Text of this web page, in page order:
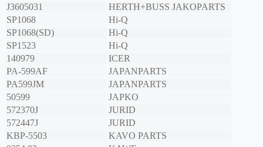
J3605031
HERTH+BUSS JAKOPARTS
SP1068
Hi-Q
SP1068(SD)
Hi-Q
SP1523
Hi-Q
140979
ICER
PA-599AF
JAPANPARTS
PA599JM
JAPANPARTS
50599
JAPKO
572370J
JURID
572447J
JURID
KBP-5503
KAVO PARTS